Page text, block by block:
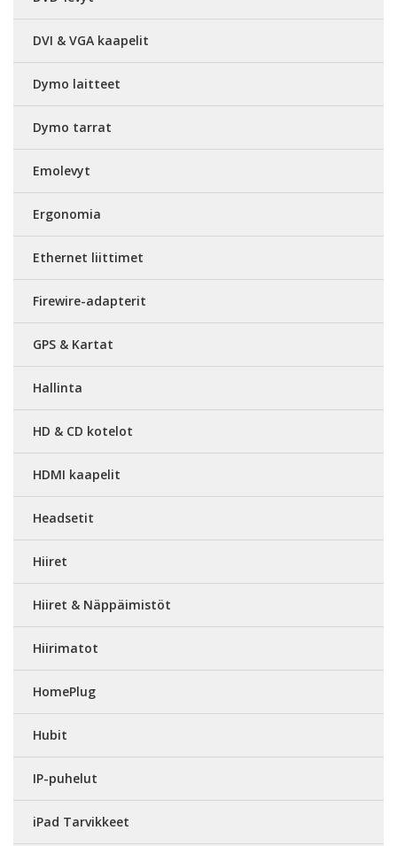
DVI & VGA kaapelit
Dymo laitteet
Dymo tarrat
Emolevyt
Ergonomia
Ethernet liittimet
Firewire-adapterit
GPS & Kartat
Hallinta
HD & CD kotelot
HDMI kaapelit
Headsetit
Hiiret
Hiiret & Näppäimistöt
Hiirimatot
HomePlug
Hubit
IP-puhelut
iPad Tarvikkeet